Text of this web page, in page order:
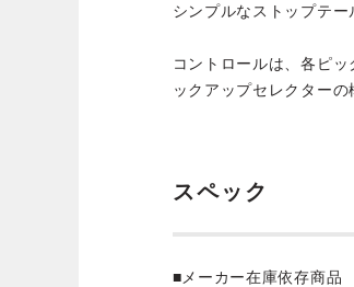
シンプルなストップテー
コントロールは、各ピ
ックアップセレクターの
スペック
■メーカー在庫依存商品